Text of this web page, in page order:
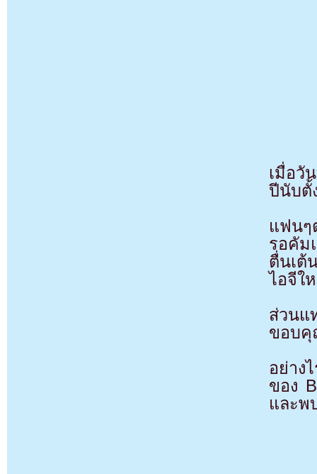
เมื่อวั
ปีนับตั้
แฟนๆ
รอคัม
ตื่นเต้
ไอจีใ
ส่วนแ
ขอบคุ
อย่าง
ของ
และพ